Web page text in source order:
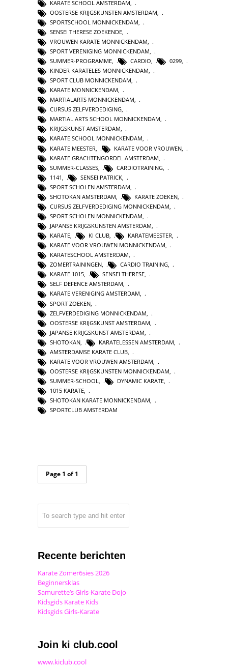
KARATE SCHOOL AMSTERDAM
OOSTERSE KRIJGSKUNSTEN AMSTERDAM
SPORTSCHOOL MONNICKENDAM
SENSEI THERESE ZOEKENDE
VROUWEN KARATE MONNICKENDAM
SPORT VERENIGING MONNICKENDAM
SUMMER-PROGRAMME
CARDIO 0299
KINDER KARATELES MONNICKENDAM,
SPORT CLUB MONNICKENDAM,
KARATE MONNICKENDAM,
MARTIALARTS MONNICKENDAM,
CURSUS ZELFVERDEDIGING,
MARTIAL ARTS SCHOOL MONNICKENDAM,
KRIJGSKUNST AMSTERDAM,
KARATE SCHOOL MONNICKENDAM,
KARATE MEESTER
KARATE VOOR VROUWEN
KARATE GRACHTENGORDEL AMSTERDAM
SUMMER-CLASSES
CARDIOTRAINING
1141
SENSEI PATRICK
SPORT SCHOLEN AMSTERDAM
SHOTOKAN AMSTERDAM
KARATE ZOEKEN
CURSUS ZELFVERDEDIGING MONNICKENDAM
SPORT SCHOLEN MONNICKENDAM
JAPANSE KRIJGSKUNSTEN AMSTERDAM,
KARATE, KI CLUB, KARATEMEESTER,
KARATE VOOR VROUWEN MONNICKENDAM,
KARATESCHOOL AMSTERDAM,
ZOMERTRAININGEN, CARDIO TRAINING,
KARATE 1015, SENSEI THERESE,
SELF DEFENCE AMSTERDAM,
KARATE VERENIGING AMSTERDAM,
SPORT ZOEKEN
ZELFVERDEDIGING MONNICKENDAM
OOSTERSE KRIJGSKUNST AMSTERDAM
JAPANSE KRIJGSKUNST AMSTERDAM
SHOTOKAN
KARATELESSEN AMSTERDAM
AMSTERDAMSE KARATE CLUB
KARATE VOOR VROUWEN AMSTERDAM
OOSTERSE KRIJGSKUNSTEN MONNICKENDAM
SUMMER-SCHOOL, DYNAMIC KARATE,
1015 KARATE,
SHOTOKAN KARATE MONNICKENDAM,
SPORTCLUB AMSTERDAM
Page 1 of 1
Recente berichten
Karate Zomer6sies 2026
Beginnersklas
Samurette’s Girls-Karate Dojo
Kidsgids Karate Kids
Kidsgids Girls-Karate
Join ki club.cool
www.kiclub.cool